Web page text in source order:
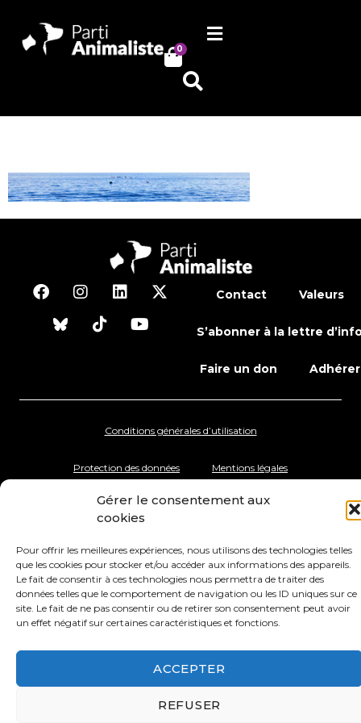
Gérer le consentement aux
cookies
Pour offrir les meilleures expériences, nous utilisons des technologies telles
que les cookies pour stocker et/ou accéder aux informations des appareils.
Le fait de consentir à ces technologies nous permettra de traiter des
données telles que le comportement de navigation ou les ID uniques sur ce
site. Le fait de ne pas consentir ou de retirer son consentement peut avoir
un effet négatif sur certaines caractéristiques et fonctions.
ACCEPTER
REFUSER
0
Contact Valeurs
S’abonner à la lettre
Faire un don Adhérer
Conditions générales d’utilisation
Protection des données Mentions légales